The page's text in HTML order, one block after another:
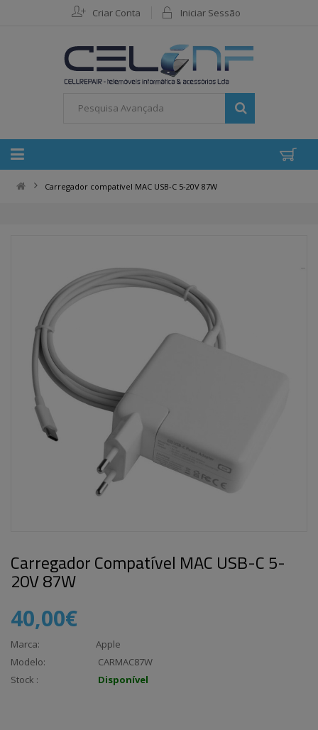
Criar Conta Iniciar Sessão
Carregador compatível MAC USB-C 5-20V 87W
Carregador Compatível MAC USB-C 5-
20V 87W
40,00€
Marca:
Apple
Modelo:
CARMAC87W
Stock :
Disponível